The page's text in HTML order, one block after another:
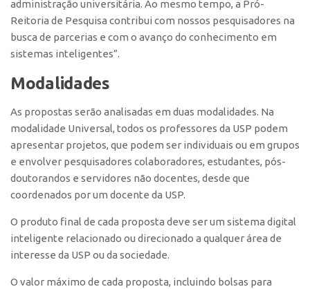
Buscar Anterioridade
VPI – Vocação para Inovação
Patrimônio Genético
Transferência de Tecnologia
Convênios
Chamamento
Parcerias PD&I
administração universitária. Ao mesmo tempo, a Pró-
Reitoria de Pesquisa contribui com nossos pesquisadores na
busca de parcerias e com o avanço do conhecimento em
sistemas inteligentes”.
Modalidades
As propostas serão analisadas em duas modalidades. Na
modalidade Universal, todos os professores da USP podem
apresentar projetos, que podem ser individuais ou em grupos
e envolver pesquisadores colaboradores, estudantes, pós-
doutorandos e servidores não docentes, desde que
coordenados por um docente da USP.
O produto final de cada proposta deve ser um sistema digital
inteligente relacionado ou direcionado a qualquer área de
interesse da USP ou da sociedade.
O valor máximo de cada proposta, incluindo bolsas para